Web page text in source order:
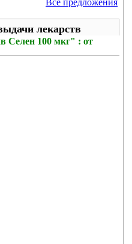
Все предложения
лекарств
Селен 100 мкг" : от